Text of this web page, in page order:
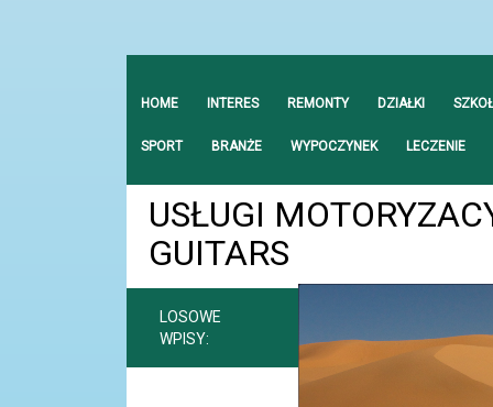
HOME INTERES REMONTY DZIAŁKI
SPORT BRANŻE WYPOCZYNEK LECZENIE
USŁUGI
GUITARS
LOSOWE
WPISY: